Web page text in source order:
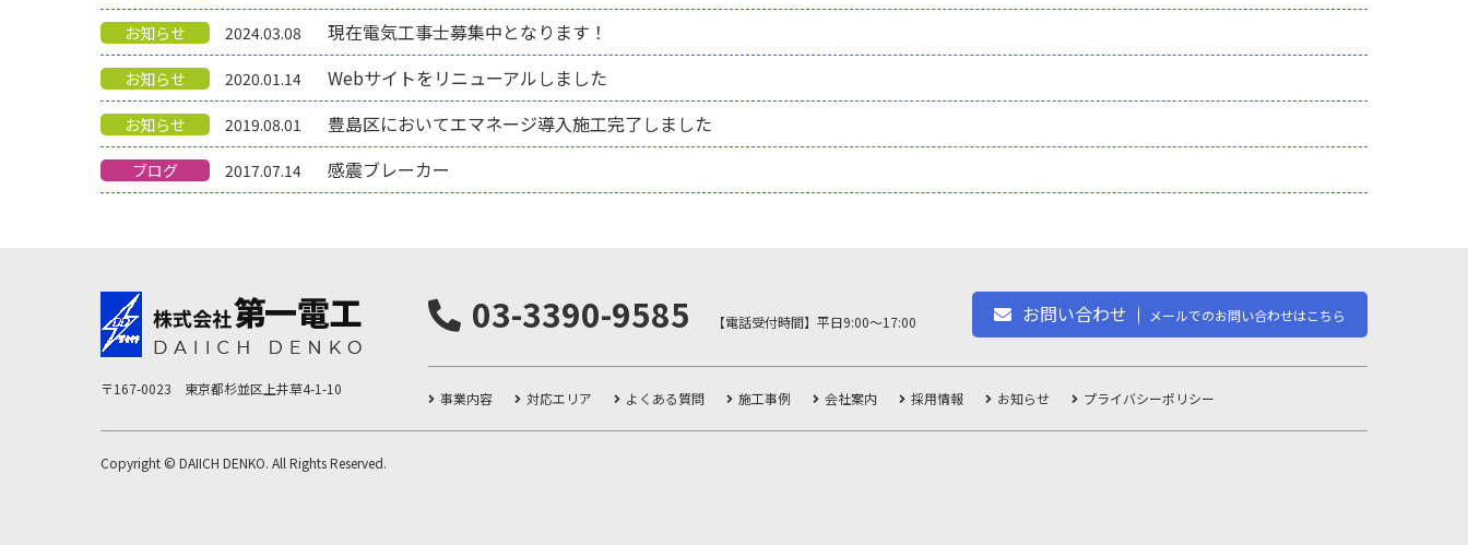
お知らせ 2024.03.08 現在電気工事士募集中となります！
お知らせ 2020.01.14 Webサイトをリニューアルしました
お知らせ 2019.08.01 豊島区においてエマネージ導入施工完了しました
ブログ 2017.07.14 感震ブレーカー
〒167-0023 東京都杉並区上井草4-1-10
03-3390-9585 【電話受付時間】平日9:00～17:00 お問い合わせ メールでのお問い合わせはこちら
事業内容 対応エリア よくある質問 施工事例 会社案内 採用情報 お知らせ プライバシーポリシー
Copyright © DAIICH DENKO. All Rights Reserved.